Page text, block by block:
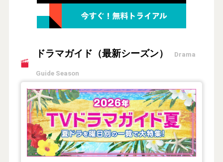
ドラマガイド（最新シーズン） Drama
Guide Season
【2026年夏】TVドラマガイド